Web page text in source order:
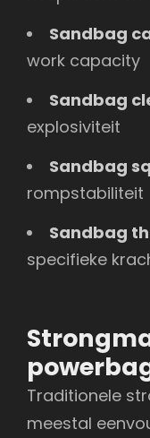
Sandbag
work capacity
Sandbag
explosiviteit
Sandbag
rompstabiliteit
Sandbag
specifieke
Traditionele
meestal